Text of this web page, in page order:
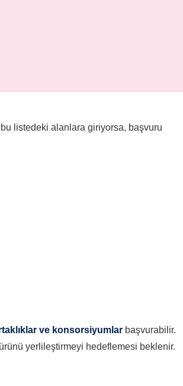
bu listedeki alanlara giriyorsa, başvuru
ve konsorsiyumlar başvurabilir.
yerlileştirmeyi hedeflemesi beklenir.